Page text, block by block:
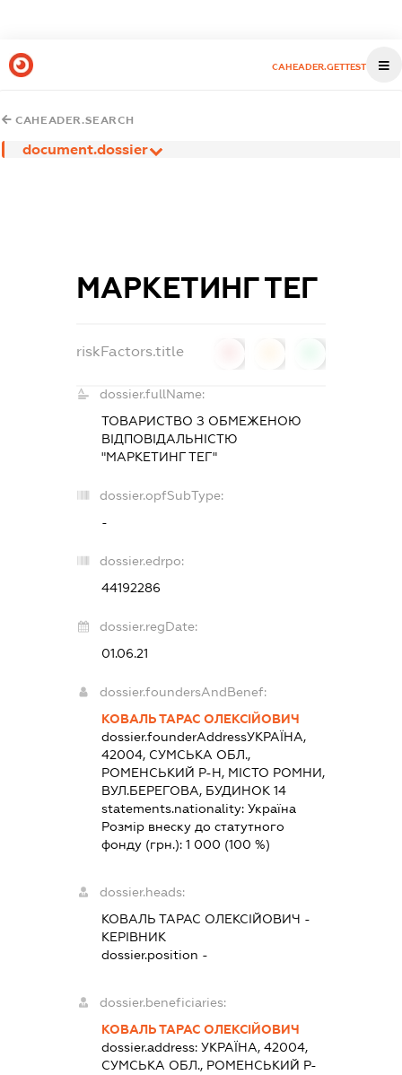
CAHEADER.GETTEST
CAHEADER.SEARCH
document.dossier
МАРКЕТИНГ ТЕГ
riskFactors.title
dossier.fullName:
ТОВАРИСТВО З ОБМЕЖЕНОЮ
ВІДПОВІДАЛЬНІСТЮ
"МАРКЕТИНГ ТЕГ"
dossier.opfSubType:
-
dossier.edrpo:
44192286
dossier.regDate:
01.06.21
dossier.foundersAndBenef:
КОВАЛЬ ТАРАС ОЛЕКСІЙОВИЧ
dossier.founderAddressУКРАЇНА,
42004, СУМСЬКА ОБЛ.,
РОМЕНСЬКИЙ Р-Н, МІСТО РОМНИ,
ВУЛ.БЕРЕГОВА, БУДИНОК 14
statements.nationality:Україна
Розмір внеску до статутного
фонду (грн.):1 000 (100 %)
dossier.heads:
КОВАЛЬ ТАРАС ОЛЕКСІЙОВИЧ -
КЕРІВНИК
dossier.position -
dossier.beneficiaries:
КОВАЛЬ ТАРАС ОЛЕКСІЙОВИЧ
dossier.address:УКРАЇНА, 42004,
СУМСЬКА ОБЛ., РОМЕНСЬКИЙ Р-